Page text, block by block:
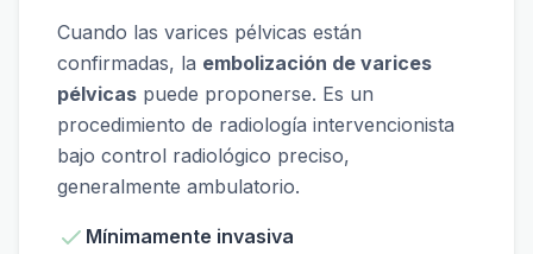
Cuando las varices pélvicas están
confirmadas, la embolización de varices
pélvicas puede proponerse. Es un
procedimiento de radiología intervencionista
bajo control radiológico preciso,
generalmente ambulatorio.
Mínimamente invasiva